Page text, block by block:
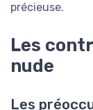
précieuse.
Les
nude
Les